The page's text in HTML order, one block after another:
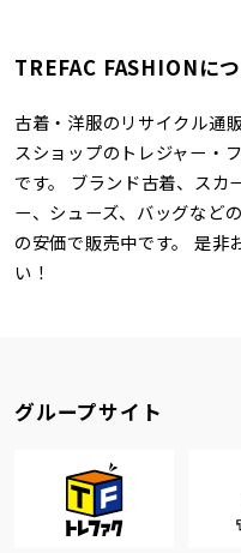
TREFAC FASHIONに
古着・洋服のリサイクル通
スショップのトレジャー・
です。 ブランド古着、スカ
ー、シューズ、バッグなど
の安価で販売中です。 是非
い！
グループサイト